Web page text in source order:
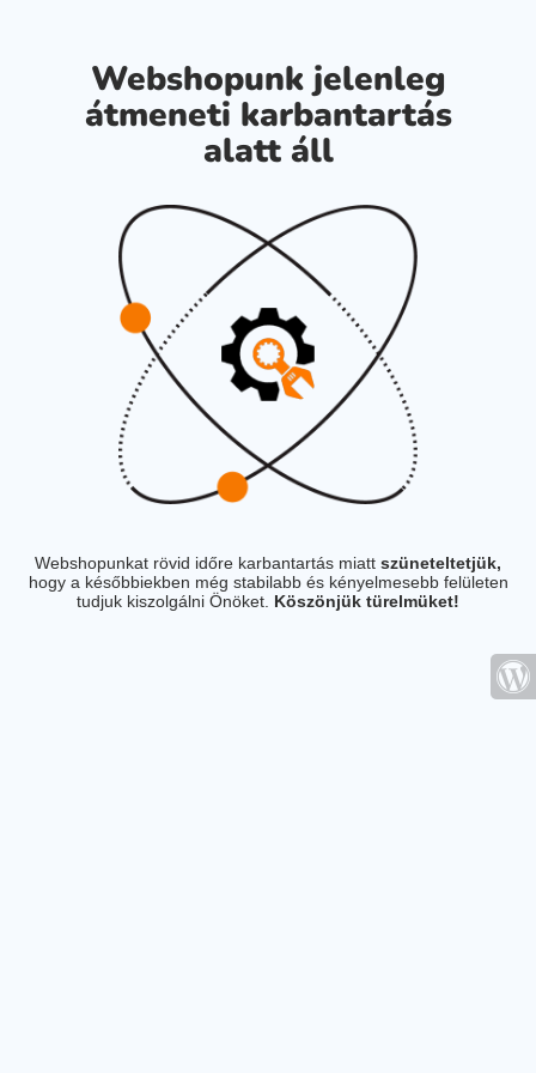
Webshopunk jelenleg
átmeneti karbantartás
alatt áll
Webshopunkat rövid időre karbantartás miatt szüneteltetjük,
hogy a későbbiekben még stabilabb és kényelmesebb felületen
tudjuk kiszolgálni Önöket. Köszönjük türelmüket!